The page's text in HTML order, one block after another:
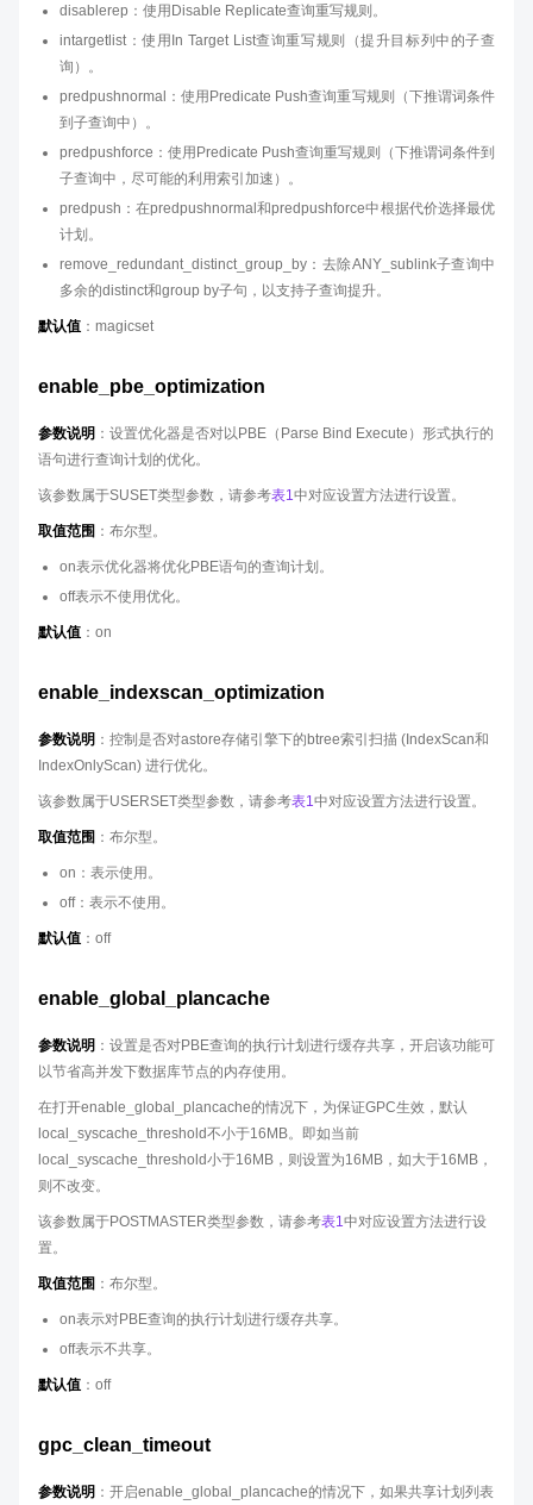
disablerep：使用Disable Replicate查询重写规则。
intargetlist：使用In Target List查询重写规则（提升目标列中的子查
询）。
predpushnormal：使用Predicate Push查询重写规则（下推谓词条件
到子查询中）。
predpushforce：使用Predicate Push查询重写规则（下推谓词条件到
子查询中，尽可能的利用索引加速）。
predpush：在predpushnormal和predpushforce中根据代价选择最优
计划。
remove_redundant_distinct_group_by：去除ANY_sublink子查询中
多余的distinct和group by子句，以支持子查询提升。
默认值 ：magicset
enable_pbe_optimization
参数说明 ：设置优化器是否对以PBE（Parse Bind Execute）形式执行的
语句进行查询计划的优化。
该参数属于SUSET类型参数，请参考表1中对应设置方法进行设置。
取值范围 ：布尔型。
on表示优化器将优化PBE语句的查询计划。
off表示不使用优化。
默认值 ：on
enable_indexscan_optimization
参数说明 ：控制是否对astore存储引擎下的btree索引扫描 (IndexScan和
IndexOnlyScan) 进行优化。
该参数属于USERSET类型参数，请参考表1中对应设置方法进行设置。
取值范围 ：布尔型。
on：表示使用。
off：表示不使用。
默认值 ：off
enable_global_plancache
参数说明 ：设置是否对PBE查询的执行计划进行缓存共享，开启该功能可
以节省高并发下数据库节点的内存使用。
在打开enable_global_plancache的情况下，为保证GPC生效，默认
local_syscache_threshold不小于16MB。即如当前
local_syscache_threshold小于16MB，则设置为16MB，如大于16MB，
则不改变。
该参数属于POSTMASTER类型参数，请参考表1中对应设置方法进行设
置。
取值范围 ：布尔型。
on表示对PBE查询的执行计划进行缓存共享。
off表示不共享。
默认值 ：off
gpc_clean_timeout
参数说明 ：开启enable_global_plancache的情况下，如果共享计划列表